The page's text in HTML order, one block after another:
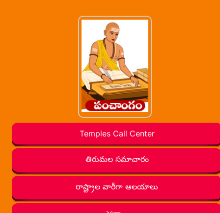
Temples Call Center
తిరుమల సమాచారం
రాష్ట్రాల వారీగా ఆలయాలు